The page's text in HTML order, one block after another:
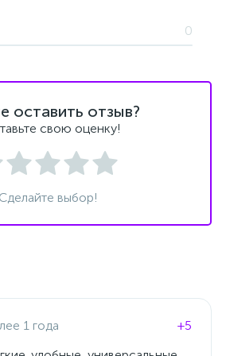
оставить отзыв?
свою оценку!
Сделайте выбор!
1 года
+5
0